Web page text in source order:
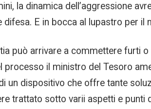
la dinamica dell’aggressione
difesa. E in bocca al lupastro per il
può arrivare a commettere furti
processo il ministro del Tesoro
un dispositivo che offre tante
trattato sotto varii aspetti e